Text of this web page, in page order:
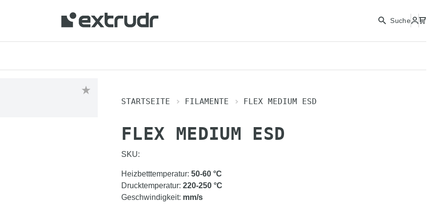
Suche
STARTSEITE FILAMENTE FLEX MEDIUM ESD
FLEX MEDIUM ESD
SKU:
Heizbetttemperatur: 50-60 °C
Drucktemperatur: 220-250 °C
Geschwindigkeit: mm/s